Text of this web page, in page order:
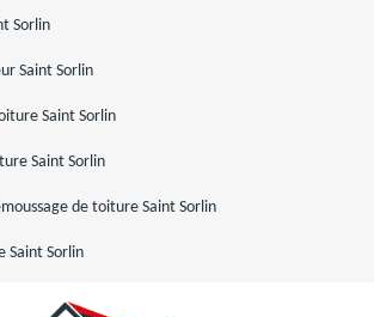
Sorlin
Saint Sorlin
Saint Sorlin
Saint Sorlin
de toiture Saint Sorlin
Saint Sorlin